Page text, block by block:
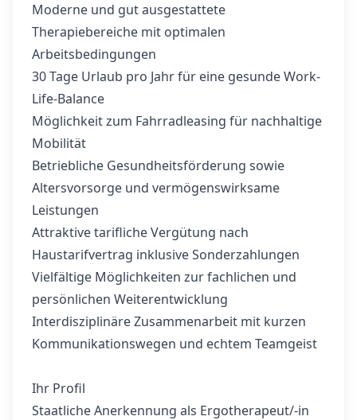
Moderne und gut ausgestattete
Therapiebereiche mit optimalen
Arbeitsbedingungen
30 Tage Urlaub pro Jahr für eine gesunde Work-
Life-Balance
Möglichkeit zum Fahrradleasing für nachhaltige
Mobilität
Betriebliche Gesundheitsförderung sowie
Altersvorsorge und vermögenswirksame
Leistungen
Attraktive tarifliche Vergütung nach
Haustarifvertrag inklusive Sonderzahlungen
Vielfältige Möglichkeiten zur fachlichen und
persönlichen Weiterentwicklung
Interdisziplinäre Zusammenarbeit mit kurzen
Kommunikationswegen und echtem Teamgeist
Ihr Profil
Staatliche Anerkennung als Ergotherapeut/-in